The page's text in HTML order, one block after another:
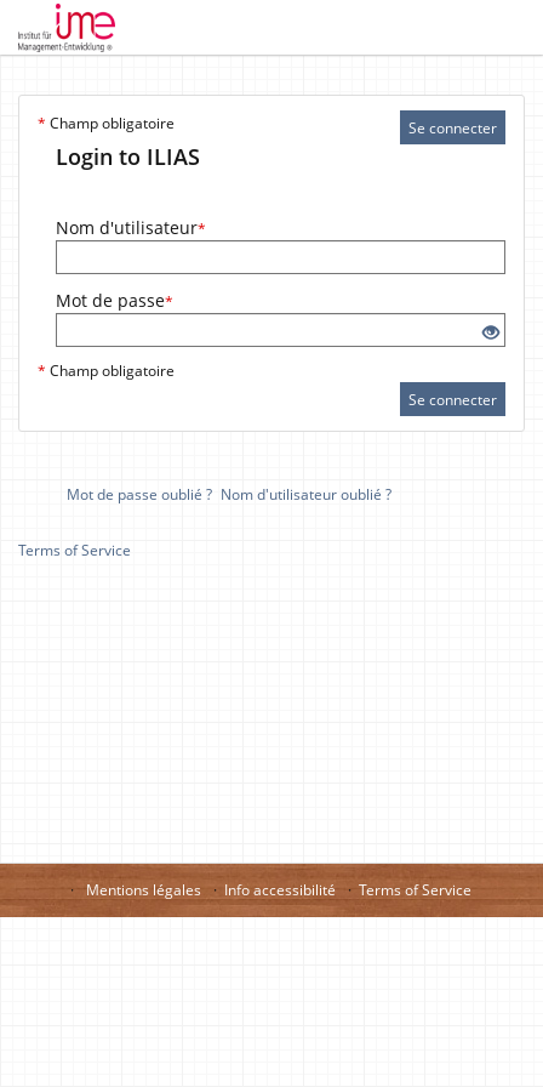
Se connecter
* Champ obligatoire
Login to ILIAS
Nom d'utilisateur*
Mot de passe*
* Champ obligatoire
Se connecter
Mot de passe oublié ? Nom d'utilisateur oublié ?
Terms of Service
Mentions légales Info accessibilité Terms of Service